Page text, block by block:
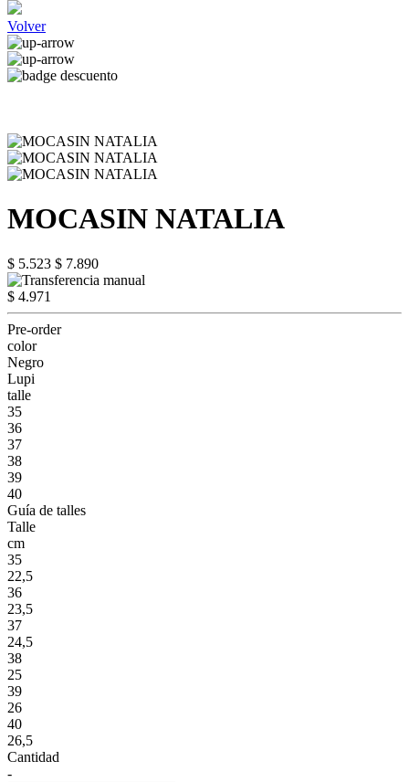
Volver
MOCASIN NATALIA
$ 5.523 $ 7.890
$ 4.971
Pre-order
color
Negro
Lupi
talle
35
36
37
38
39
40
Guía de talles
Talle
cm
35
22,5
36
23,5
37
24,5
38
25
39
26
40
26,5
Cantidad
-